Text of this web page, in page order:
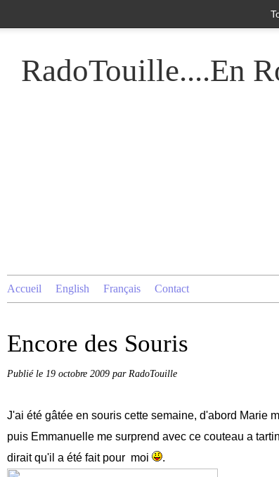
RadoTouille....En
Accueil English Français Contact
Encore des Souris
Publié le 19 octobre 2009 par RadoTouille
J'ai été gâtée en souris cette semaine, d'abord Marie
puis Emmanuelle me surprend avec ce couteau a
dirait qu'il a été fait pour moi
.